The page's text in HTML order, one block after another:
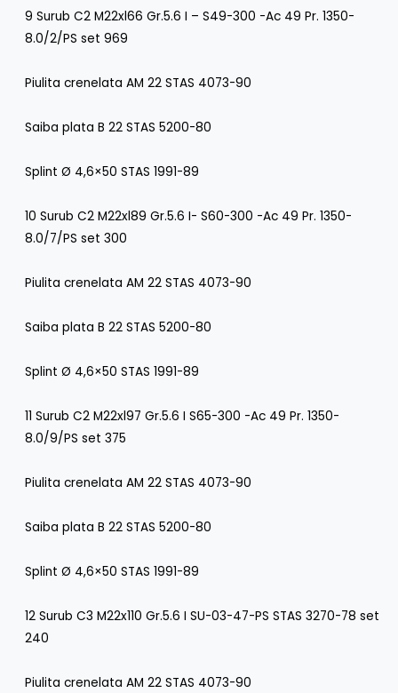
9 Surub C2 M22xl66 Gr.5.6 I – S49-300 -Ac 49 Pr. 1350-
8.0/2/PS set 969
Piulita crenelata AM 22 STAS 4073-90
Saiba plata B 22 STAS 5200-80
Splint Ø 4,6×50 STAS 1991-89
10 Surub C2 M22xl89 Gr.5.6 I- S60-300 -Ac 49 Pr. 1350-
8.0/7/PS set 300
Piulita crenelata AM 22 STAS 4073-90
Saiba plata B 22 STAS 5200-80
Splint Ø 4,6×50 STAS 1991-89
11 Surub C2 M22xl97 Gr.5.6 I S65-300 -Ac 49 Pr. 1350-
8.0/9/PS set 375
Piulita crenelata AM 22 STAS 4073-90
Saiba plata B 22 STAS 5200-80
Splint Ø 4,6×50 STAS 1991-89
12 Surub C3 M22x110 Gr.5.6 I SU-03-47-PS STAS 3270-78 set
240
Piulita crenelata AM 22 STAS 4073-90